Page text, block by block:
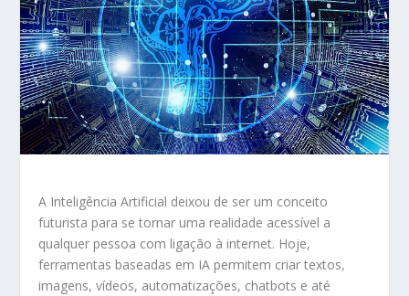
A Inteligência Artificial deixou de ser um conceito
futurista para se tornar uma realidade acessível a
qualquer pessoa com ligação à internet. Hoje,
ferramentas baseadas em IA permitem criar textos,
imagens, vídeos, automatizações, chatbots e até